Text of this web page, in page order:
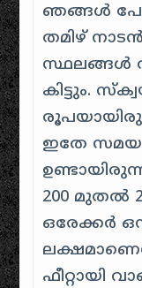
ഞങ്ങൾ
തമിഴ്
സ്ഥലങ്ങൾ
കിട്ടും.
ഇതേ
200 മുതൽ
ഒരേക്കർ
ഫീറ്റായി